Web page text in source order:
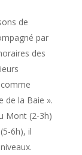
de
par
des
de la Baie ».
Mont (2-3h)
6h), il